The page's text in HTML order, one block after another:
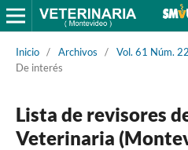
Inicio / Archivos / Vol. 61 Núm.
De interés
Lista de revisores
Veterinaria